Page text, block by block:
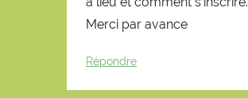
Merci par avance
Répondre